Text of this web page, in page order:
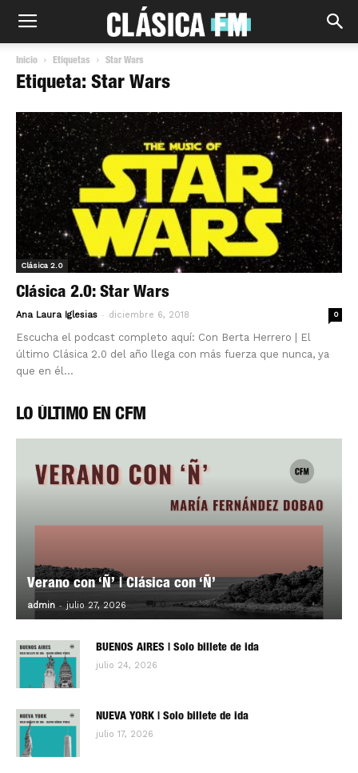
Inicio Etiquetas Star Wars
Etiqueta: Star Wars
Clásica 2.0
Clásica 2.0: Star Wars
Ana Laura Iglesias - diciembre 6, 2018 0
Escucha el podcast completo aquí: Con Berta Herrero | El
último Clásica 2.0 del año llega con más fuerza que nunca, ya
que en él...
LO ÚLTIMO EN CFM
Verano con ‘Ñ’ | Clásica con ‘Ñ’
admin - julio 27, 2026 0
BUENOS AIRES | Solo billete de ida
julio 24, 2026
NUEVA YORK | Solo billete de ida
julio 17, 2026